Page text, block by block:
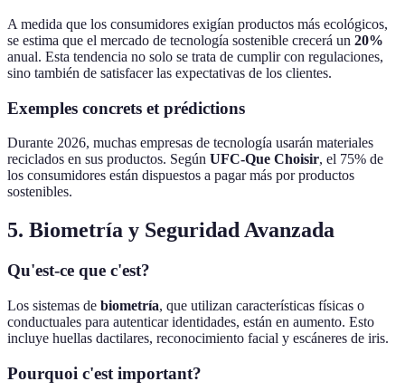
A medida que los consumidores exigían productos más ecológicos,
se estima que el mercado de tecnología sostenible crecerá un 20%
anual. Esta tendencia no solo se trata de cumplir con regulaciones,
sino también de satisfacer las expectativas de los clientes.
Exemples concrets et prédictions
Durante 2026, muchas empresas de tecnología usarán materiales
reciclados en sus productos. Según UFC-Que Choisir, el 75% de
los consumidores están dispuestos a pagar más por productos
sostenibles.
5. Biometría y Seguridad Avanzada
Qu'est-ce que c'est?
Los sistemas de biometría, que utilizan características físicas o
conductuales para autenticar identidades, están en aumento. Esto
incluye huellas dactilares, reconocimiento facial y escáneres de iris.
Pourquoi c'est important?